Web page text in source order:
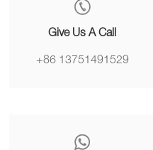
Give Us A Call
+86 13751491529